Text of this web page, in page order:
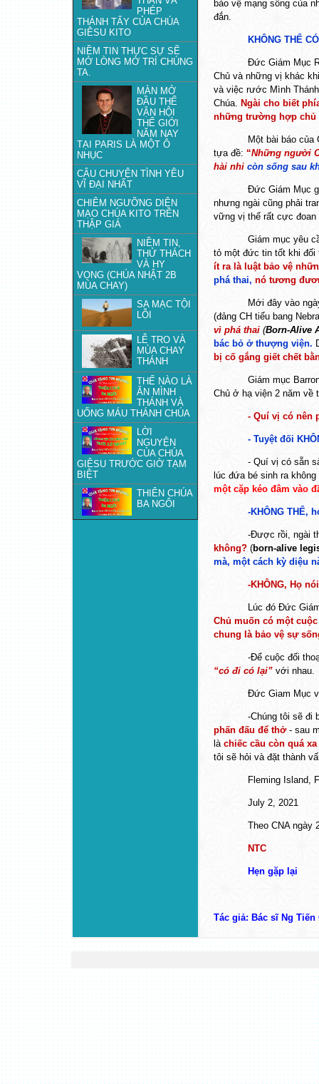
PHÉP
THÁNH TẨY CỦA CHÚA
GIÊSU KITO
NIỀM TIN THỰC SỰ SẼ
MỞ LÒNG MỞ TRÍ CHÚNG
TA.
MÀN MỞ
ĐẦU THẾ
VẬN HỘI
THẾ GIỚI
NĂM NAY
TẠI PARIS LÀ MỘT Ô
NHỤC
CÂU CHUYỆN TÌNH YÊU
VĨ ĐẠI NHẤT
CHIÊM NGƯỠNG DIỆN
MẠO CHÚA KITO TRÊN
THẬP GIÁ
NIỀM TIN,
THỬ THÁCH
VÀ HY
VỌNG (CHÚA NHẬT 2B
MÙA CHAY)
SA MẠC TỘI
LỖI
LỄ TRO VÀ
MÙA CHAY
THÁNH
THẾ NÀO LÀ
ĂN MÌNH
THÁNH VÀ
UỐNG MÁU THÁNH CHÚA
LỜI
NGUYỆN
CỦA CHÚA
GIÊSU TRƯỚC GIỜ TẠM
BIỆT
THIÊN CHÚA
BA NGÔI
bảo vệ mạng sống của
đắn.
KHÔNG THỂ
Đức Giám Mục
Chủ và những vị khác
và việc rước Mình
Chúa. Ngài cho biết
những trường hợp chủ
Một bài báo của
tựa đề: “Những người
hài nhi còn sống sau
Đức Giám Mục
nhưng ngài cũng phải
vững vị thế rất cực đoan
Giám mục yêu
tỏ một đức tin tốt khi
ít ra là luật bảo vệ
phá thai, nó tương
Mới đây vào
(đảng CH tiểu bang
vì phá thai (Born-Alive
bác bỏ ở thượng viện.
bị cố gắng giết chết
Giám mục
Chủ ở hạ viện 2 năm về
- Quí vị có nên
- Tuyệt đối
- Quí vị có sẵn
lúc đứa bé sinh ra không
một cặp kéo đâm vào
-KHÔNG THỂ,
-Được rồi, ngài
không? (born-alive
mà, một cách kỳ diệu
-KHÔNG, Họ
Lúc đó Đức
Chủ muốn có một
chung là bảo vệ sự
-Để cuộc đối
“có đi có lại” với nhau.
Đức Giam Mục
-Chúng tôi sẽ
phấn đấu để thở - sau
là chiếc cầu còn quá
tôi sẽ hỏi và đặt thành
Fleming Island,
July 2, 2021
Theo CNA ngày
NTC
Hẹn gặp lại
Tác giả: Bác sĩ Ng Tiến